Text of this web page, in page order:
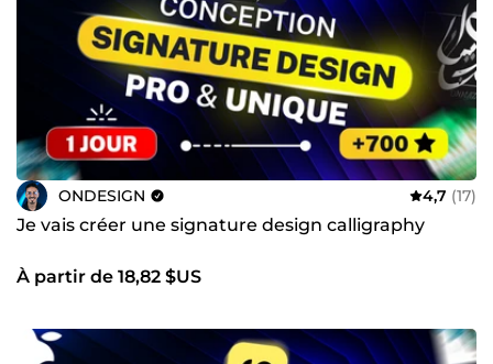
ONDESIGN 4,7 (17)
Je vais créer une signature design calligraphy
À partir de 18,82 $US